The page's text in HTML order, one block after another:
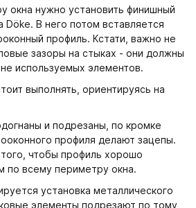
окна нужно установить финишный
Döke. В него потом вставляется
профиль. Кстати, важно не
зазоры на стыках - они должны
используемых элементов.
выполнять, ориентируясь на
и подрезаны, по кромке
профиля делают зацепы.
чтобы профиль хорошо
по всему периметру окна.
установка металлического
элементы подрезают по тому